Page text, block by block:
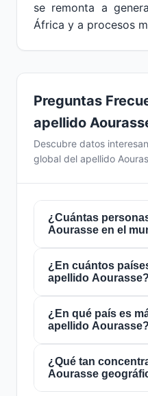
se remonta a
África y a procesos
Preguntas
apellido
Descubre datos
global del apellido
¿Cuántas
Aourasse en el
Actualmente hay
personascon el
mundo. Esto significa
de cada
mundo lleva este
presente en3 países,
distribución global.
¿En cuántos
apellido Aourasse?
El apellidoAourasse
paísesde todo el
como un apellido de
presencia en
históricos de
lo largo de los siglos.
¿En qué país es
apellido Aourasse?
El apellido Aourasse
Marruecos , donde lo
aproximadamente4
¿Qué tan
Aourasse